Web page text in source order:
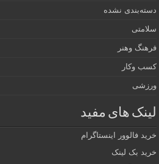
دسته‌بندی نشده
سلامتی
فرهنگ وهنر
کسب وکار
ورزشی
لینک های مفید
خرید فالوور اینستاگرام
خرید بک لینک